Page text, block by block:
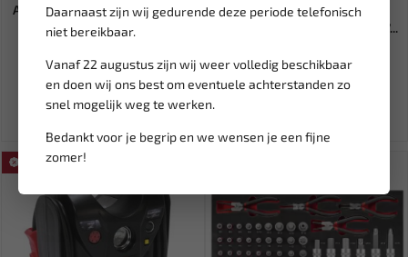
Daarnaast zijn wij gedurende deze periode telefonisch
niet bereikbaar.
Vanaf 22 augustus zijn wij weer volledig beschikbaar
en doen wij ons best om eventuele achterstanden zo
snel mogelijk weg te werken.
Bedankt voor je begrip en we wensen je een fijne
zomer!
ASTA Assortiment veerpennen
R-clip 2,4 - 4mm A-TC5...
8,95
Ex. btw: € 7,40
BGS Timingset ketting
stelsleutel voor VAG BGS-887...
39,48
46,45
Ex. btw: € 32,63
SALE!